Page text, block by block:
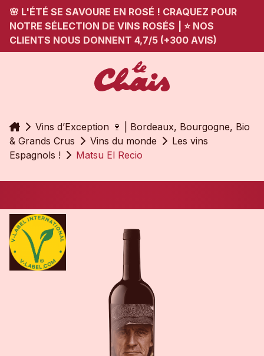
🌸 L'ÉTÉ SE SAVOURE EN ROSÉ ! CRAQUEZ POUR
NOTRE SÉLECTION DE VINS ROSÉS
⭐ NOS
CLIENTS NOUS DONNENT 4,7/5 (+300 AVIS)
AccueilVins d’Exception 🍷 | Bordeaux, Bourgogne, Bio
& Grands Crus
Vins du monde
Les vins
Espagnols !
Matsu El Recio